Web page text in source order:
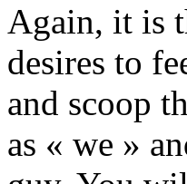
Again, it is
desires to
and scoop
as « we »